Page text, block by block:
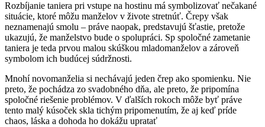
Rozbíjanie taniera pri vstupe na hostinu má symbolizovať nečakané
situácie, ktoré môžu manželov v živote stretnúť. Črepy však
neznamenajú smolu – práve naopak, predstavujú šťastie, pretože
ukazujú, že manželstvo bude o spolupráci. Sp spoločné zametanie
taniera je teda prvou malou skúškou mladomanželov a zároveň
symbolom ich budúcej súdržnosti.
Mnohí novomanželia si nechávajú jeden črep ako spomienku. Nie
preto, že pochádza zo svadobného dňa, ale preto, že pripomína
spoločné riešenie problémov. V ďalších rokoch môže byť práve
tento malý kúsoček skla tichým pripomenutím, že aj keď príde
chaos, láska a dohoda ho dokážu upratať